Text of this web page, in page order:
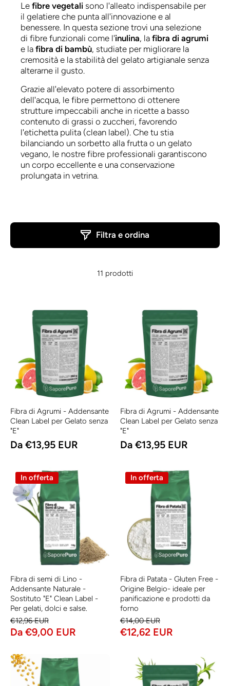
Le fibre vegetali sono l'alleato indispensabile per
il gelatiere che punta all'innovazione e al
benessere. In questa sezione trovi una selezione
di fibre funzionali come l'inulina, la fibra di agrumi
e la fibra di bambù, studiate per migliorare la
cremosità e la stabilità del gelato artigianale senza
alterarne il gusto.
Grazie all'elevato potere di assorbimento
dell'acqua, le fibre permettono di ottenere
strutture impeccabili anche in ricette a basso
contenuto di grassi o zuccheri, favorendo
l'etichetta pulita (clean label). Che tu stia
bilanciando un sorbetto alla frutta o un gelato
vegano, le nostre fibre professionali garantiscono
un corpo eccellente e una conservazione
prolungata in vetrina.
Filtra e ordina
11 prodotti
Fibra di Agrumi - Addensante
Clean Label per Gelato senza
"E"
Da €13,95 EUR
Fibra di Agrumi - Addensante
Clean Label per Gelato senza
"E"
Da €13,95 EUR
In offerta
Fibra di semi di Lino -
Addensante Naturale -
Sostituto "E" Clean Label -
Per gelati, dolci e salse.
€12,96 EUR
Da €9,00 EUR
In offerta
Fibra di Patata - Gluten Free -
Origine Belgio- ideale per
panificazione e prodotti da
forno
€14,00 EUR
€12,62 EUR